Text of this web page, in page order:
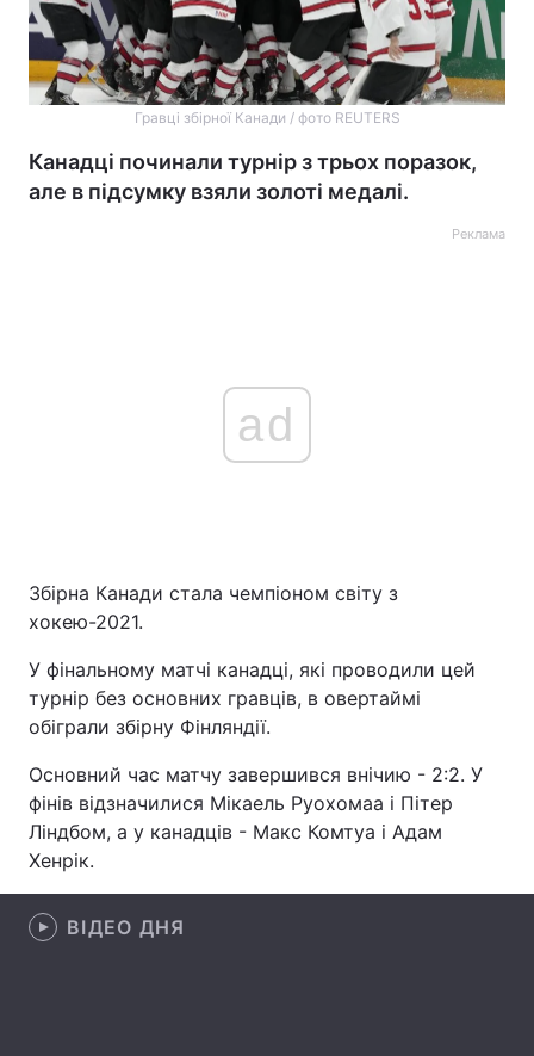
Головна
Україна Політика
Економіка
Спорт Наука
Техно і зв'язок Лайт
Здоров'я
Гравці збірної Канади / фото REUTERS
Канадці починали турнір з трьох поразок,
але в підсумку взяли золоті медалі.
Реклама
ad
Збірна Канади стала чемпіоном світу з
хокею-2021.
У фінальному матчі канадці, які проводили цей
турнір без основних гравців, в овертаймі
обіграли збірну Фінляндії.
Основний час матчу завершився внічию - 2:2. У
фінів відзначилися Мікаель Руохомаа і Пітер
Ліндбом, а у канадців - Макс Комтуа і Адам
Хенрік.
ВІДЕО ДНЯ